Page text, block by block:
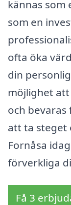
kännas som
som en
ofta öka
din
möjlighet att
och
att ta steget
Fornåsa
förverkliga
Få 3